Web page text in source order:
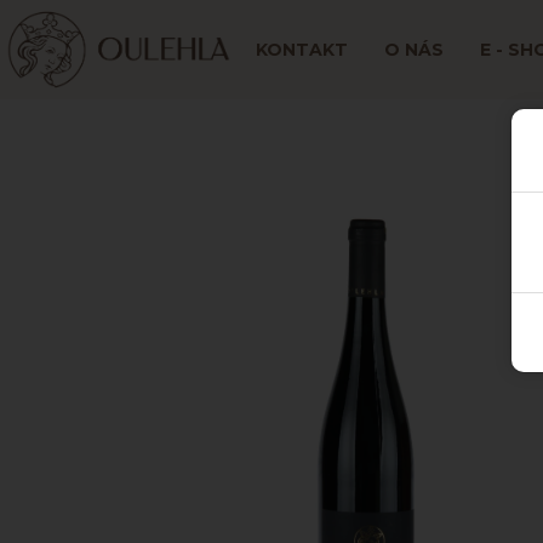
KONTAKT O NÁS E -